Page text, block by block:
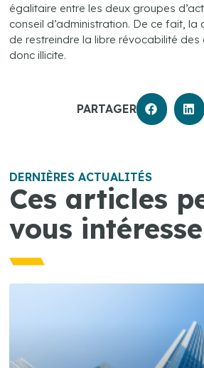
égalitaire entre les deux groupes
conseil d’administration. De ce fait,
de restreindre la libre révocabilité
donc illicite.
PARTAGER
DERNIÈRES ACTUALITÉS
Ces articles
vous